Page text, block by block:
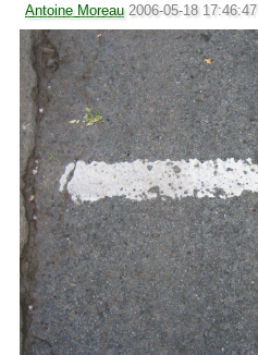
Antoine Moreau 2006-05-18 17:46:47